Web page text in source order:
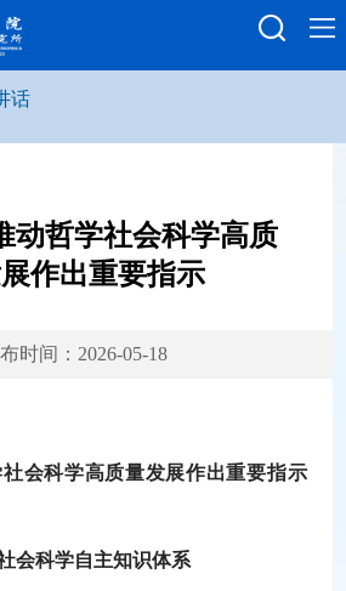
话
动哲学社会科学高质
作出重要指示
时间：2026-05-18
会科学高质量发展作出重要指示
会科学自主知识体系